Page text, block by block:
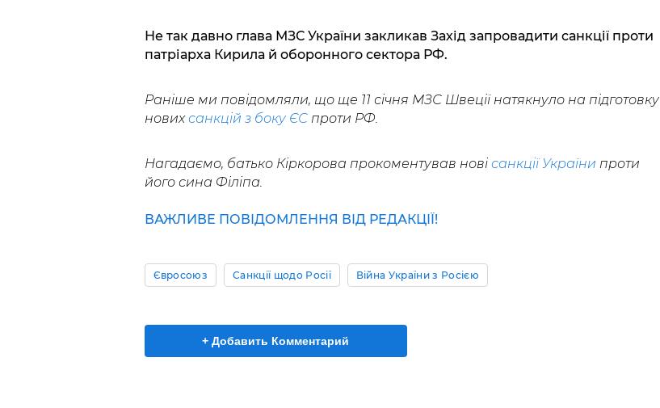
Не так давно глава МЗС України закликав Захід запровадити санкції проти
патріарха Кирила й оборонного сектора РФ.
Раніше ми повідомляли, що ще 11 січня МЗС Швеції натякнуло на підготовку
новихсанкцій з боку ЄСпроти РФ.
Нагадаємо, батько Кіркорова прокоментував нові санкції України проти
його сина Філіпа.
ВАЖЛИВЕ ПОВІДОМЛЕННЯ ВІД РЕДАКЦІЇ!
Євросоюз Санкції щодо Росії Війна України з Росією
+ Добавить Комментарий